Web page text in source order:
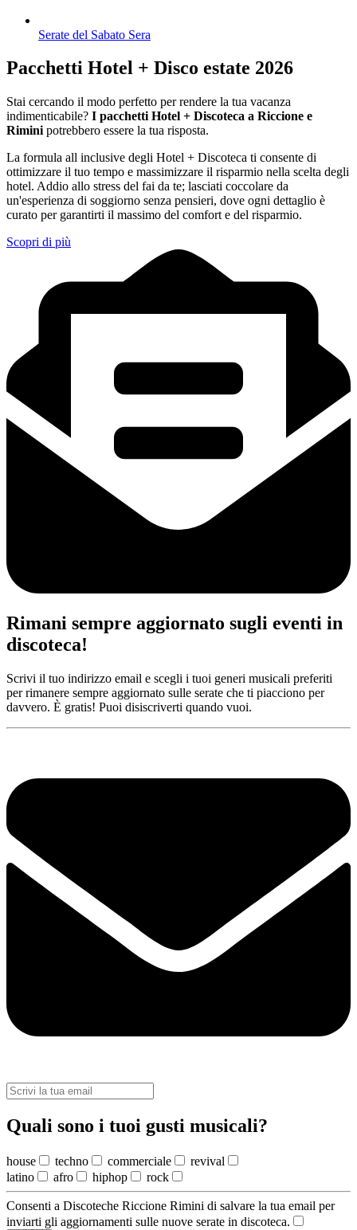
Serate del Sabato Sera
Pacchetti Hotel + Disco estate 2026
Stai cercando il modo perfetto per rendere la tua vacanza
indimenticabile? I pacchetti Hotel + Discoteca a Riccione e
Rimini potrebbero essere la tua risposta.
La formula all inclusive degli Hotel + Discoteca ti consente di
ottimizzare il tuo tempo e massimizzare il risparmio nella scelta degli
hotel. Addio allo stress del fai da te; lasciati coccolare da
un'esperienza di soggiorno senza pensieri, dove ogni dettaglio è
curato per garantirti il massimo del comfort e del risparmio.
Scopri di più
Rimani sempre aggiornato sugli eventi in
discoteca!
Scrivi il tuo indirizzo email e scegli i tuoi generi musicali preferiti
per rimanere sempre aggiornato sulle serate che ti piacciono per
davvero. È gratis! Puoi disiscriverti quando vuoi.
Quali sono i tuoi gusti musicali?
house techno commerciale
revival
latino
afro hiphop rock
Consenti a Discoteche Riccione Rimini di salvare la tua email per
inviarti gli aggiornamenti sulle nuove serate in discoteca.